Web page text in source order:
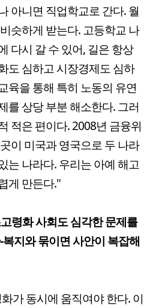
아니면 직업학교로 간다. 월
슷하게 받는다. 고등학교 나
다시 갈 수 있어, 길은 항상
도 심하고 시장경제도 심하
육을 통해 특히 노동의 유연
를 상당 부분 해소한다. 그러
적은 편이다. 2008년 금융위
이 미국과 영국으로 두 나라
는 나라다. 우리는 아예 해고
게 만든다."
령화 사회도 심각한 문제를
지와 묶이면 사안이 복잡해
가 동시에 움직여야 한다. 이